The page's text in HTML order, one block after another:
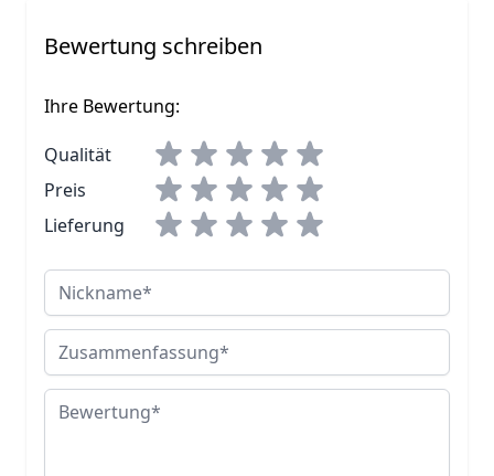
Bewertung schreiben
Ihre Bewertung:
Qualität
Preis
Lieferung
Nickname
Zusammenfassung
Bewertung